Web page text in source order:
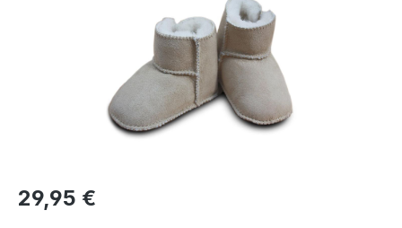
Regulärer Preis:
29,95 €